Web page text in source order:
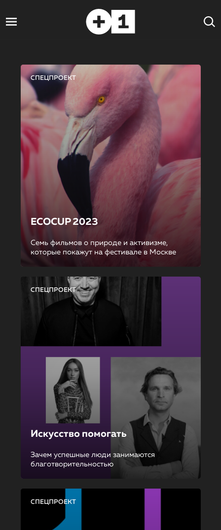
СПЕЦПРОЕКТ
ECOCUP 2023
Семь фильмов о природе и активизме,
которые покажут на фестивале в Москве
СПЕЦПРОЕКТ
Искусство помогать
Зачем успешные люди занимаются
благотворительностью
СПЕЦПРОЕКТ